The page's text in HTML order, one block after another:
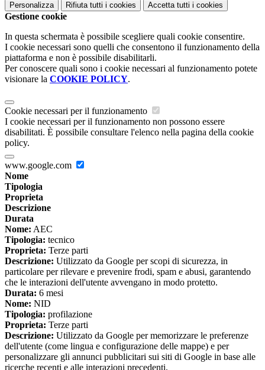
Personalizza Rifiuta tutti i cookies Accetta tutti i cookies
Gestione cookie
In questa schermata è possibile scegliere quali cookie consentire.
I cookie necessari sono quelli che consentono il funzionamento della
piattaforma e non è possibile disabilitarli.
Per conoscere quali sono i cookie necessari al funzionamento potete
visionare la COOKIE POLICY.
Cookie necessari per il funzionamento
I cookie necessari per il funzionamento non possono essere
disabilitati. È possibile consultare l'elenco nella pagina della cookie
policy.
www.google.com
Nome
Tipologia
Proprieta
Descrizione
Durata
Nome: AEC
Tipologia: tecnico
Proprieta: Terze parti
Descrizione: Utilizzato da Google per scopi di sicurezza, in
particolare per rilevare e prevenire frodi, spam e abusi, garantendo
che le interazioni dell'utente avvengano in modo protetto.
Durata: 6 mesi
Nome: NID
Tipologia: profilazione
Proprieta: Terze parti
Descrizione: Utilizzato da Google per memorizzare le preferenze
dell'utente (come lingua e configurazione delle mappe) e per
personalizzare gli annunci pubblicitari sui siti di Google in base alle
ricerche recenti e alle interazioni precedenti.